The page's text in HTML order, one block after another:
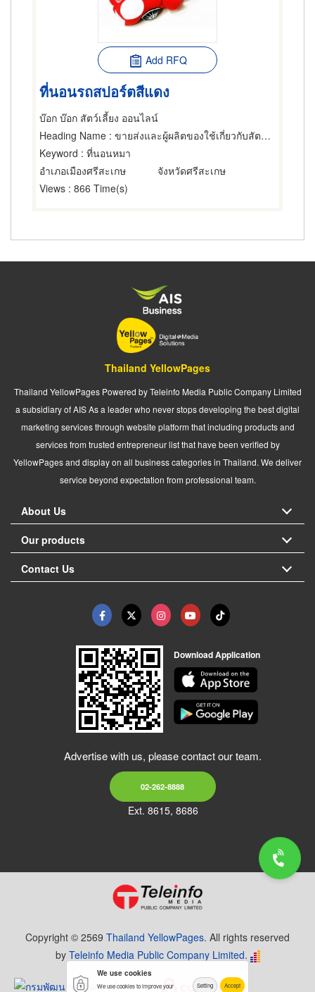
Add RFQ
ที่นอนรถสปอร์ตสีแดง
บ๊อก บ๊อก สัตว์เลี้ยง ออนไลน์
Heading Name : ขายส่งและผู้ผลิตของใช้เกี่ยวกับสัตว์เลี้ยง
Keyword : ที่นอนหมา
อำเภอเมืองศรีสะเกษ
จังหวัดศรีสะเกษ
Views : 866 Time(s)
Thailand YellowPages
Thailand YellowPages Powered by Teleinfo Media Public Company Limited
a subsidiary of AIS As a leader who never stops developing the best digital
marketing services through website platform that including products and
services from trusted entrepreneur list that have been verified by
YellowPages and display on all business categories in Thailand. We deliver
service beyond expectation from professional team.
About Us
Our products
Contact Us
Download Application
Advertise with us, please contact our team.
02-262-8888
Ext. 8615, 8686
Copyright © 2569 Thailand YellowPages. All rights reserved
by Teleinfo Media Public Company Limited.
We use cookies
We use cookies to improve your
Setting Accept